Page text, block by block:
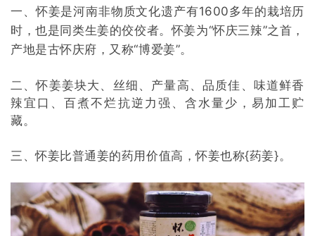
一、怀姜是河南非物质文化遗产有1600多年的栽培历
时，也是同类生姜的佼佼者。怀姜为“怀庆三辣”之首，
产地是古怀庆府，又称“博爱姜”。
二、怀姜姜块大、丝细、产量高、品质佳、味道鲜香
辣宜口、百煮不烂抗逆力强、含水量少，易加工贮
藏。
三、怀姜比普通姜的药用价值高，怀姜也称{药姜}。